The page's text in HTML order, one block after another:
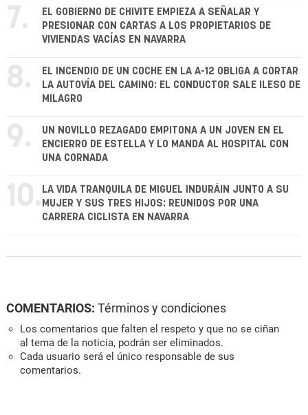
7.
EL GOBIERNO DE CHIVITE EMPIEZA A SEÑALAR Y
PRESIONAR CON CARTAS A LOS PROPIETARIOS DE
VIVIENDAS VACÍAS EN NAVARRA
8.
EL INCENDIO DE UN COCHE EN LA A-12 OBLIGA A CORTAR
LA AUTOVÍA DEL CAMINO: EL CONDUCTOR SALE ILESO DE
MILAGRO
9.
UN NOVILLO REZAGADO EMPITONA A UN JOVEN EN EL
ENCIERRO DE ESTELLA Y LO MANDA AL HOSPITAL CON
UNA CORNADA
10. LA VIDA TRANQUILA DE MIGUEL INDURÁIN JUNTO A SU
MUJER Y SUS TRES HIJOS: REUNIDOS POR UNA
CARRERA CICLISTA EN NAVARRA
COMENTARIOS: Términos y condiciones
Los comentarios que falten el respeto y que no se ciñan
al tema de la noticia, podrán ser eliminados.
Cada usuario será el único responsable de sus
comentarios.